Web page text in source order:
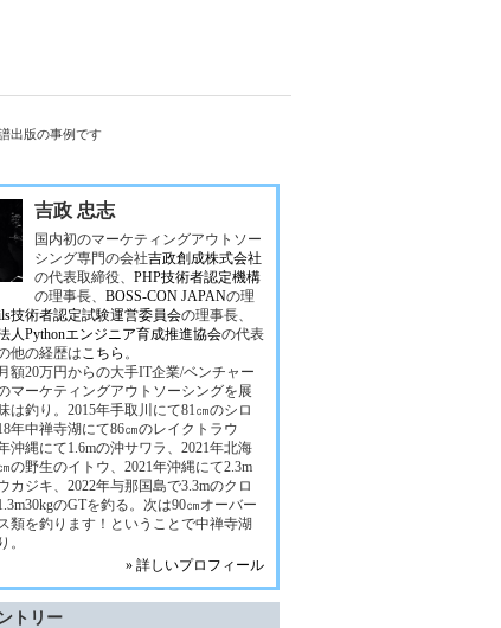
出版の事例です
吉政 忠志
国内初のマーケティングアウトソー
シング専門の会社吉政創成株式会社
の代表取締役、 PHP技術者認定機構
の理事長、 BOSS-CON JAPANの理
技術者認定試験運営委員会の理事長、
人Pythonエンジニア育成推進協会の代表
他の経歴はこちら 。
額20万円からの大手IT企業/ベンチャー
マーケティングアウトソーシングを展
は釣り。2015年手取川にて81㎝のシロ
年中禅寺湖にて86㎝のレイクトラウ
沖縄にて1.6mの沖サワラ、2021年北海
の野生のイトウ、2021年沖縄にて2.3m
カジキ、2022年与那国島で3.3mのクロ
のGTを釣る。次は90㎝オーバー
類を釣ります！ということで中禅寺湖
。
» 詳しいプロフィール
トリー